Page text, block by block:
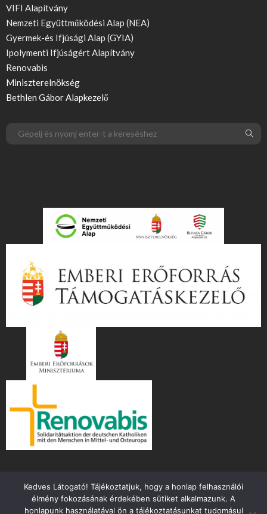
VIFI Alapítvány
Nemzeti Együttműködési Alap (NEA)
Gyermek-és Ifjúsági Alap (GYIA)
Ipolymenti Ifjúságért Alapítvány
Renovabis
Miniszterelnökség
Bethlen Gábor Alapkezelő
Kedves Látogató! Tájékoztatjuk, hogy a honlap felhasználói
élmény fokozásának érdekében sütiket alkalmazunk. A
honlapunk használatával ön a tájékoztatásunkat tudomásul